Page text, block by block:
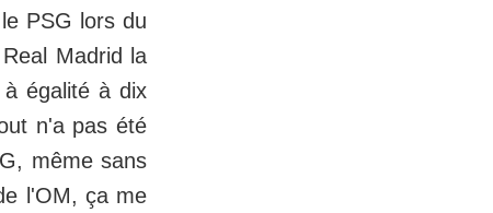
PSG lors du
Madrid la
égalité à dix
n'a pas été
même sans
l'OM, ça me